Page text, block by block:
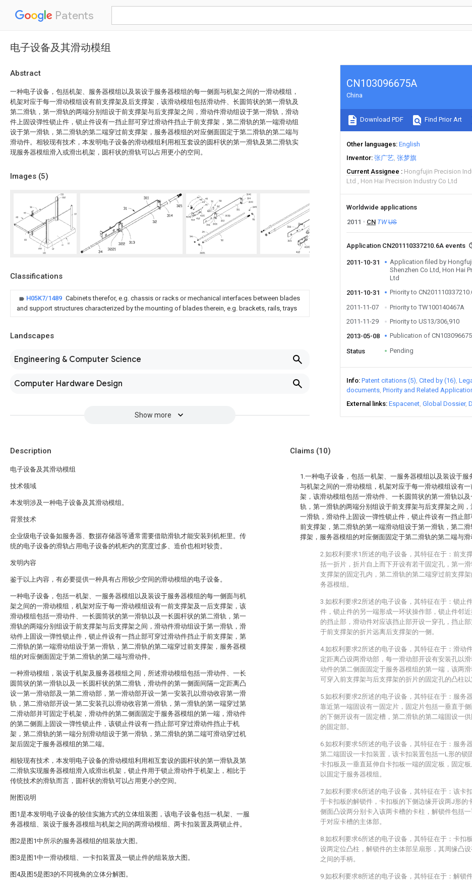
Patents
电子设备及其滑动模组
Abstract
一种电子设备，包括机架、服务器模组以及装设于服务器模组的每一侧面与机架之间的一滑动模组，
机架对应于每一滑动模组设有前支撑架及后支撑架，该滑动模组包括滑动件、长圆筒状的第一滑轨及
第二滑轨，第一滑轨的两端分别组设于前支撑架与后支撑架之间，滑动件滑动组设于第一滑轨，滑动
件上固设弹性锁止件，锁止件设有一挡止部可穿过滑动件挡止于前支撑架，第二滑轨的第一端滑动组
设于第一滑轨，第二滑轨的第二端穿过前支撑架，服务器模组的对应侧面固定于第二滑轨的第二端与
滑动件。相较现有技术，本发明电子设备的滑动模组利用相互套设的圆杆状的第一滑轨及第二滑轨实
现服务器模组滑入或滑出机架，圆杆状的滑轨可以占用更小的空间。
Images (5)
Classifications
H05K7/1489 Cabinets therefor, e.g. chassis or racks or mechanical interfaces between blades
and support structures characterized by the mounting of blades therein, e.g. brackets, rails, trays
Landscapes
Engineering & Computer Science
Computer Hardware Design
Show more
CN103096675A
China
Download PDF Find Prior Art
Other languages English
Inventor 张广艺 张梦旗
Current Assignee
Hongfujin Precision
Ltd
Hon Hai Precision Industry Co Ltd
Worldwide applications
2011
CN TW US
Application CN201110337210.6A events
2011-10-31
Application filed by
Shenzhen Co Ltd, Hon Hai
Ltd
2011-10-31
Priority to
2011-11-07
Priority to TW100140467A
2011-11-29
Priority to US13/306,910
2013-05-08
Publication of
Status Pending
Info Patent citations (5) Cited by (16)
documents Priority and Related
External links Espacenet Global Dossier
Description
电子设备及其滑动模组
技术领域
本发明涉及一种电子设备及其滑动模组。
背景技术
企业级电子设备如服务器、数据存储器等通常需要借助滑轨才能安装到机柜里。传
统的电子设备的滑轨占用电子设备的机柜内的宽度过多、造价也相对较贵。
发明内容
鉴于以上内容，有必要提供一种具有占用较少空间的滑动模组的电子设备。
一种电子设备，包括一机架、一服务器模组以及装设于服务器模组的每一侧面与机
架之间的一滑动模组，机架对应于每一滑动模组设有一前支撑架及一后支撑架，该
滑动模组包括一滑动件、一长圆筒状的第一滑轨以及一长圆杆状的第二滑轨，第一
滑轨的两端分别组设于前支撑架与后支撑架之间，滑动件滑动组设于第一滑轨，滑
动件上固设一弹性锁止件，锁止件设有一挡止部可穿过滑动件挡止于前支撑架，第
二滑轨的第一端滑动组设于第一滑轨，第二滑轨的第二端穿过前支撑架，服务器模
组的对应侧面固定于第二滑轨的第二端与滑动件。
一种滑动模组，装设于机架及服务器模组之间，所述滑动模组包括一滑动件、一长
圆筒状的第一滑轨以及一长圆杆状的第二滑轨，滑动件的第一侧面间隔一定距离凸
设一第一滑动部及一第二滑动部，第一滑动部开设一第一安装孔以滑动收容第一滑
轨，第二滑动部开设一第二安装孔以滑动收容第一滑轨，第一滑轨的第一端穿过第
二滑动部并可固定于机架，滑动件的第二侧面固定于服务器模组的第一端，滑动件
的第二侧面上固设一弹性锁止件，该锁止件设有一挡止部可穿过滑动件挡止于机
架，第二滑轨的第一端分别滑动组设于第一滑轨，第二滑轨的第二端可滑动穿过机
架后固定于服务器模组的第二端。
相较现有技术，本发明电子设备的滑动模组利用相互套设的圆杆状的第一滑轨及第
二滑轨实现服务器模组滑入或滑出机架，锁止件用于锁止滑动件于机架上，相比于
传统技术的滑轨而言，圆杆状的滑轨可以占用更小的空间。
附图说明
图1是本发明电子设备的较佳实施方式的立体组装图，该电子设备包括一机架、一服
务器模组、装设于服务器模组与机架之间的两滑动模组、两卡扣装置及两锁止件。
图2是图1中所示的服务器模组的组装放大图。
图3是图1中一滑动模组、一卡扣装置及一锁止件的组装放大图。
图4及图5是图3的不同视角的立体分解图。
Claims (10)
1.一种电子设备，包括一机架、一服务器模组以及装设于服
与机架之间的一滑动模组，机架对应于每一滑动模组设有
架，该滑动模组包括一滑动件、一长圆筒状的第一滑轨以
轨，第一滑轨的两端分别组设于前支撑架与后支撑架之间
一滑轨，滑动件上固设一弹性锁止件，锁止件设有一挡止
前支撑架，第二滑轨的第一端滑动组设于第一滑轨，第二
撑架，服务器模组的对应侧面固定于第二滑轨的第二端与滑
2.如权利要求1所述的电子设备，其特征在于：前支
括一折片，折片自上而下开设有若干固定孔，第一
支撑架的固定孔内，第二滑轨的第二端穿过前支撑
务器模组。
3.如权利要求2所述的电子设备，其特征在于：锁止
件，锁止件的另一端形成一环状操作部，锁止件邻
的挡止部，滑动件对应该挡止部开设一穿孔，挡止
于前支撑架的折片远离后支撑架的一侧。
4.如权利要求2所述的电子设备，其特征在于：滑动
定距离凸设两滑动部，每一滑动部开设有安装孔以
动件的第二侧面固定于服务器模组的第一端，该两
可穿入前支撑架与后支撑架的折片的固定孔的凸柱以
5.如权利要求2所述的电子设备，其特征在于：服务
靠近第一端固设有一固定片，固定片包括一垂直于
的下侧开设有一固定槽，第二滑轨的第二端固设一
的固定部。
6.如权利要求5所述的电子设备，其特征在于：服务
第二端固设一卡扣装置，该卡扣装置包括一L形的锁
卡扣板及一垂直延伸自卡扣板一端的固定板，固定
以固定于服务器模组。
7.如权利要求6所述的电子设备，其特征在于：该卡
于卡扣板的解锁件，卡扣板的下侧边缘开设两J形的
侧面凸设两分别卡入该两卡槽的卡柱，解锁件包括
于对应卡槽的主体部。
8.如权利要求6所述的电子设备，其特征在于：卡扣
设两定位凸柱，解锁件的主体部呈扇形，其周缘凸
之间的手柄。
9.如权利要求8所述的电子设备，其特征在于：解锁